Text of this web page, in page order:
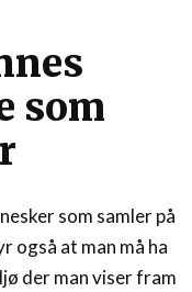
som
som samler på
også at man må ha
der man viser fram